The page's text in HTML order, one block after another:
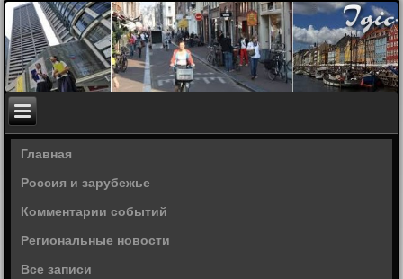
Главная
Россия и зарубежье
Комментарии событий
Региональные новости
Все записи